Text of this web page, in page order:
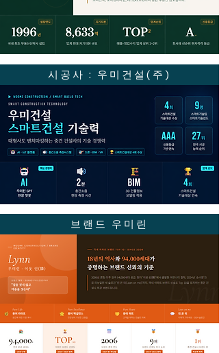
시공사 : 우미건설(주)
브랜드 우미린